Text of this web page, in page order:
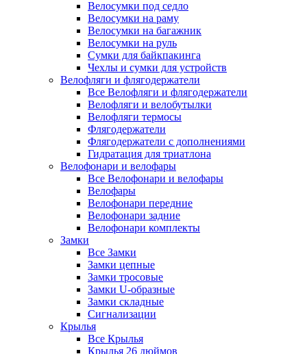
Велосумки под седло
Велосумки на раму
Велосумки на багажник
Велосумки на руль
Сумки для байкпакинга
Чехлы и сумки для устройств
Велофляги и флягодержатели
Все Велофляги и флягодержатели
Велофляги и велобутылки
Велофляги термосы
Флягодержатели
Флягодержатели с дополнениями
Гидратация для триатлона
Велофонари и велофары
Все Велофонари и велофары
Велофары
Велофонари передние
Велофонари задние
Велофонари комплекты
Замки
Все Замки
Замки цепные
Замки тросовые
Замки U-образные
Замки складные
Сигнализации
Крылья
Все Крылья
Крылья 26 дюймов